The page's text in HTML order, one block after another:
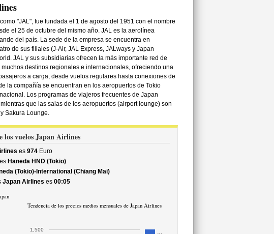
"JAL", fue fundada el 1 de agosto del 1951 con el nombre
el 25 de octubre del mismo año. JAL es la aerolínea
del país. La sede de la empresa se encuentra en
de sus filiales (J-Air, JAL Express, JALways y Japan
JAL y sus subsidiarias ofrecen la más importante red de
destinos regionales e internacionales, ofreciendo una
a carga, desde vuelos regulares hasta conexiones de
la compañía se encuentran en los aeropuertos de Tokio
Los programas de viajeros frecuentes de Japan
que las salas de los aeropuertos (airport lounge) son
Sakura Lounge.
los vuelos Japan Airlines
es 974Euro
es Haneda HND (Tokio)
(Tokio)-International (Chiang Mai)
Japan Airlines es 00:05
Tendencia de los precios medios mensuales de Japan Airlines
1,500